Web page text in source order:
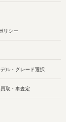
リシー
ル・グレード選択
取・車査定